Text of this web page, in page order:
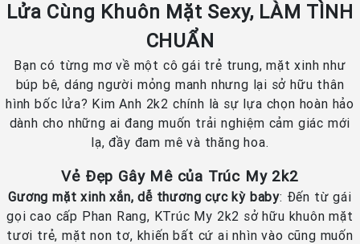
Lửa Cùng Khuôn Mặt Sexy, LÀM TÌNH
CHUẨN
Bạn có từng mơ về một cô gái trẻ trung, mặt xinh như
búp bê, dáng người mỏng manh nhưng lại sở hữu thân
hình bốc lửa? Kim Anh 2k2 chính là sự lựa chọn hoàn hảo
dành cho những ai đang muốn trải nghiệm cảm giác mới
lạ, đầy đam mê và thăng hoa.
Vẻ Đẹp Gây Mê của Trúc My 2k2
Gương mặt xinh xắn, dễ thương cực kỳ baby: Đến từ gái
gọi cao cấp Phan Rang, KTrúc My 2k2 sở hữu khuôn mặt
tươi trẻ, mặt non tơ, khiến bất cứ ai nhìn vào cũng muốn